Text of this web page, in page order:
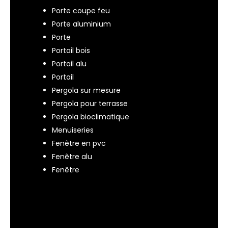
Porte coupe feu
Porte aluminium
Porte
Portail bois
Portail alu
Portail
Pergola sur mesure
Pergola pour terrasse
Pergola bioclimatique
Menuiseries
Fenêtre en pvc
Fenêtre alu
Fenêtre